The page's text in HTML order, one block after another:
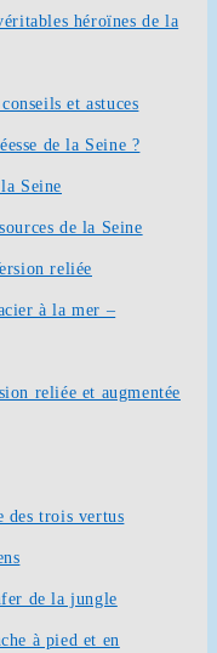
héroïnes de la
et astuces
de la Seine ?
Seine
de la Seine
reliée
à la mer –
reliée et augmentée
des trois vertus
de la jungle
à pied et en